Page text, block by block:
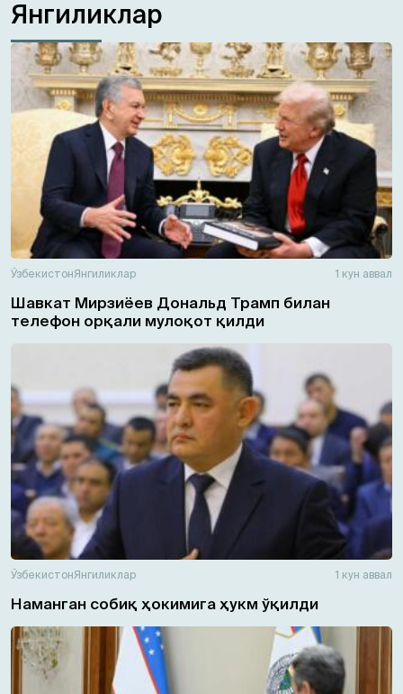
Янгиликлар
ЎзбекистонЯнгиликлар 1 кун аввал
Шавкат Мирзиёев Дональд Трамп билан
телефон орқали мулоқот қилди
ЎзбекистонЯнгиликлар 1 кун аввал
Наманган собиқ ҳокимига ҳукм ўқилди